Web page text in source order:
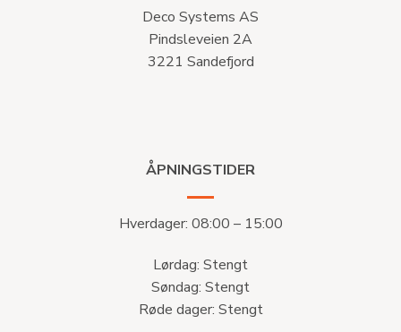
Deco Systems AS
Pindsleveien 2A
3221 Sandefjord
ÅPNINGSTIDER
Hverdager: 08:00 – 15:00
Lørdag: Stengt
Søndag: Stengt
Røde dager: Stengt